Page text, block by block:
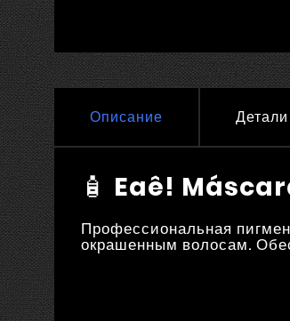
Описание
🧴 Eaê!
Профессиональная
окрашенным волосам.